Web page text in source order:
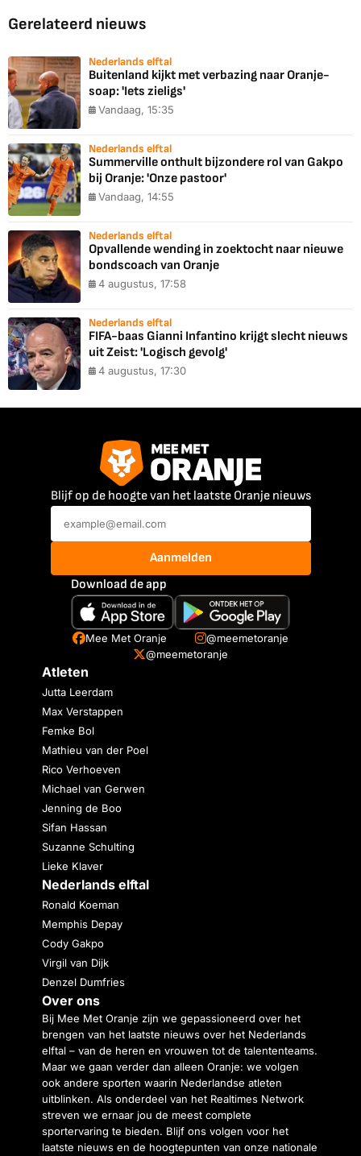
Gerelateerd nieuws
Nederlands elftal
Buitenland kijkt met verbazing naar Oranje-
soap: 'Iets zieligs'
Vandaag, 15:35
Nederlands elftal
Summerville onthult bijzondere rol van Gakpo
bij Oranje: 'Onze pastoor'
Vandaag, 14:55
Nederlands elftal
Opvallende wending in zoektocht naar nieuwe
bondscoach van Oranje
4 augustus, 17:58
Nederlands elftal
FIFA-baas Gianni Infantino krijgt slecht nieuws
uit Zeist: 'Logisch gevolg'
4 augustus, 17:30
Blijf op de hoogte van het laatste Oranje nieuws
Aanmelden
Download de app
Mee Met Oranje
@meemetoranje
@meemetoranje
Atleten
Jutta Leerdam
Max Verstappen
Femke Bol
Mathieu van der Poel
Rico Verhoeven
Michael van Gerwen
Jenning de Boo
Sifan Hassan
Suzanne Schulting
Lieke Klaver
Nederlands elftal
Ronald Koeman
Memphis Depay
Cody Gakpo
Virgil van Dijk
Denzel Dumfries
Over ons
Bij Mee Met Oranje zijn we gepassioneerd over het
brengen van het laatste nieuws over het Nederlands
elftal – van de heren en vrouwen tot de talententeams.
Maar we gaan verder dan alleen Oranje: we volgen
ook andere sporten waarin Nederlandse atleten
uitblinken. Als onderdeel van het Realtimes Network
streven we ernaar jou de meest complete
sportervaring te bieden. Blijf ons volgen voor het
laatste nieuws en de hoogtepunten van onze nationale